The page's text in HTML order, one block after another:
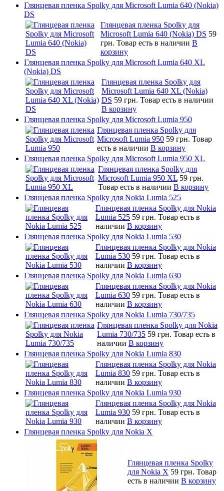
Глянцевая пленка Spolky для Microsoft Lumia 640 (Nokia)
DS
Глянцевая пленка Spolky для
Microsoft Lumia 640 (Nokia) DS 59
грн. Товар есть в наличии В
корзину
Глянцевая пленка Spolky для Microsoft Lumia 640 XL
(Nokia) DS
Глянцевая пленка Spolky для
Microsoft Lumia 640 XL (Nokia)
DS 59 грн. Товар есть в наличии
В корзину
Глянцевая пленка Spolky для Microsoft Lumia 950
Глянцевая пленка Spolky для
Microsoft Lumia 950 59 грн. Товар
есть в наличии В корзину
Глянцевая пленка Spolky для Microsoft Lumia 950 XL
Глянцевая пленка Spolky для
Microsoft Lumia 950 XL 59 грн.
Товар есть в наличии В корзину
Глянцевая пленка Spolky для Nokia Lumia 525
Глянцевая пленка Spolky для Nokia
Lumia 525 59 грн. Товар есть в
наличии В корзину
Глянцевая пленка Spolky для Nokia Lumia 530
Глянцевая пленка Spolky для Nokia
Lumia 530 59 грн. Товар есть в
наличии В корзину
Глянцевая пленка Spolky для Nokia Lumia 630
Глянцевая пленка Spolky для Nokia
Lumia 630 59 грн. Товар есть в
наличии В корзину
Глянцевая пленка Spolky для Nokia Lumia 730/735
Глянцевая пленка Spolky для Nokia
Lumia 730/735 59 грн. Товар есть в
наличии В корзину
Глянцевая пленка Spolky для Nokia Lumia 830
Глянцевая пленка Spolky для Nokia
Lumia 830 59 грн. Товар есть в
наличии В корзину
Глянцевая пленка Spolky для Nokia Lumia 930
Глянцевая пленка Spolky для Nokia
Lumia 930 59 грн. Товар есть в
наличии В корзину
Глянцевая пленка Spolky для Nokia X
Глянцевая пленка Spolky
для Nokia X 59 грн. Товар
есть в наличии В корзину